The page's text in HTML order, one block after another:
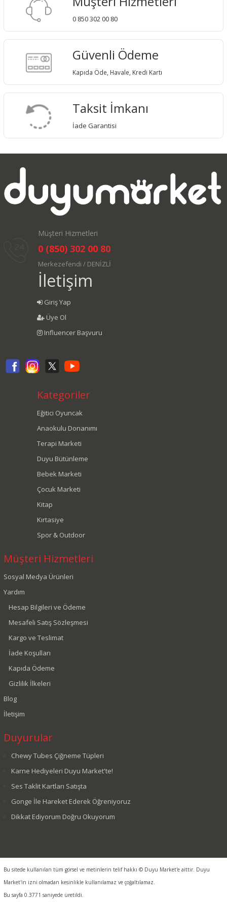
0 850 302 00 80
Güvenli Ödeme
Kapıda Öde, Havale, Kredi Kartı
Taksit İmkanı
İade Garantisi
Müşteri Hizmetleri
0 (850) 302 00 80
Merkezefendi / DENİZLİ
İletişim
Giriş Yap
Üye Ol
Influencer Başvuru
Kategoriler
Eğitici Oyuncak
Anaokulu Donanımı
Terapi Marketi
Duyu Bütünleme
Bebek Marketi
Çocuk Marketi
Kitap
Kırtasiye
Spor & Outdoor
Müşteri Hizmetleri
Sosyal Medya Ürünleri
Yardım
Hesap Bilgileri ve Ödeme
Mesafeli Satış Sözleşmesi
Kargo ve Teslimat
İade Koşulları
Kapıda Ödeme
Gizlilik İlkeleri
Blog
İletişim
Duyurular
Chewy Tubes Çiğneme Tüpleri
Karne Hediyeleri Duyu Market'te!
Ses Taklit Kartları Satışta
Gonge İle Hareket Ederek Öğreniyoruz
Dikkat Ediyorum Doğru Okuyorum
Bu sitede kullanılan tüm görsel ve metinlerin telif hakkı © Duyu Market'e aittir. Duyu
Market'in izni olmadan kesinlikle kullanılamaz ve çoğaltılamaz.
Bu sayfa 0.3771 saniyede üretildi.